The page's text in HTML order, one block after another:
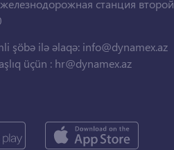
станция
şöbə ilə əlaqə: info@dynamex.az
üçün : hr@dynamex.az